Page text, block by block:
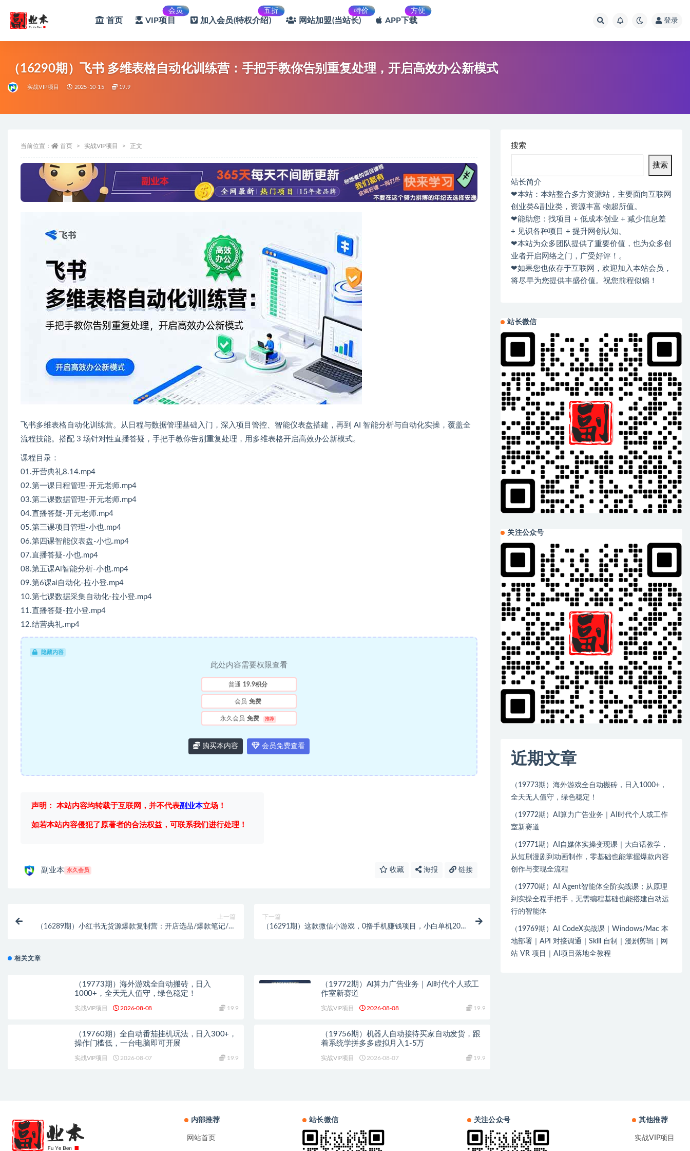
首页 VIP项目
会员
加入会员(特权介绍)
五折
网站加盟(当站长)
特价
APP下载
方便
登录
（16290期）飞书 多维表格自动化训练营：手把手教你告别重复处理，开启高效办公新模式
实战VIP项目 2025-10-15 19.9
当前位置： 首页 实战VIP项目 正文
飞书多维表格自动化训练营。从日程与数据管理基础入门，深入项目管控、智能仪表盘搭建，再到 AI 智能分析与自动化实操，覆盖全
流程技能。搭配 3 场针对性直播答疑，手把手教你告别重复处理，用多维表格开启高效办公新模式。
课程目录：
01.开营典礼8.14.mp4
02.第一课日程管理-开元老师.mp4
03.第二课数据管理-开元老师.mp4
04.直播答疑-开元老师.mp4
05.第三课项目管理-小也.mp4
06.第四课智能仪表盘-小也.mp4
07.直播答疑-小也.mp4
08.第五课Ai智能分析-小也.mp4
09.第6课ai自动化-拉小登.mp4
10.第七课数据采集自动化-拉小登.mp4
11.直播答疑-拉小登.mp4
12.结营典礼.mp4
隐藏内容
此处内容需要权限查看
普通 19.9积分
会员 免费
永久会员 免费 推荐
购买本内容 会员免费查看
声明： 本站内容均转载于互联网，并不代表副业本立场！
如若本站内容侵犯了原著者的合法权益，可联系我们进行处理！
副业本 永久会员 收藏 海报 链接
上一篇
（16289期）小红书无货源爆款复制营：开店选品/爆款笔记/素
下一篇
（16291期）这款微信小游戏，0撸手机赚钱项目，小白单机200
相关文章
（19773期）海外游戏全自动搬砖，日入
1000+，全天无人值守，绿色稳定！
实战VIP项目 2026-08-08 19.9
（19772期）AI算力广告业务｜AI时代个人或工
作室新赛道
实战VIP项目 2026-08-08 19.9
（19760期）全自动番茄挂机玩法，日入300+，
操作门槛低，一台电脑即可开展
实战VIP项目 2026-08-07 19.9
（19756期）机器人自动接待买家自动发货，跟
着系统学拼多多虚拟月入1-5万
实战VIP项目 2026-08-07 19.9
搜索
搜索
站长简介
❤本站：本站整合多方资源站，主要面向互联网
创业类&副业类，资源丰富 物超所值。
❤能助您：找项目 + 低成本创业 + 减少信息差
+ 见识各种项目 + 提升网创认知。
❤本站为众多团队提供了重要价值，也为众多创
业者开启网络之门，广受好评！。
❤如果您也依存于互联网，欢迎加入本站会员，
将尽早为您提供丰盛价值。祝您前程似锦！
站长微信
关注公众号
近期文章
（19773期）海外游戏全自动搬砖，日入1000+，
全天无人值守，绿色稳定！
（19772期）AI算力广告业务｜AI时代个人或工作
室新赛道
（19771期）AI自媒体实操变现课｜大白话教学，
从短剧漫剧到动画制作，零基础也能掌握爆款内容
创作与变现全流程
（19770期）AI Agent智能体全阶实战课；从原理
到实操全程手把手，无需编程基础也能搭建自动运
行的智能体
（19769期）AI CodeX实战课｜Windows/Mac 本
地部署｜API 对接调通｜Skill 自制｜漫剧剪辑｜网
站 VR 项目｜AI项目落地全教程
内部推荐
网站首页
站长微信 关注公众号 其他推荐
实战VIP项目